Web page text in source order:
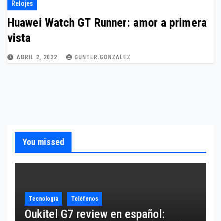
Relojes
Huawei Watch GT Runner: amor a primera
vista
ABRIL 2, 2022 GUNTER.GONZALEZ
You missed
Tecnología Teléfonos
Oukitel G7 review en español: